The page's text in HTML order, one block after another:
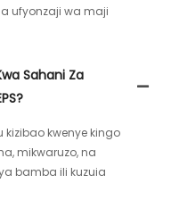
ufyonzaji wa maji
Sahani Za
kizibao kwenye kingo
mikwaruzo, na
bamba ili kuzuia